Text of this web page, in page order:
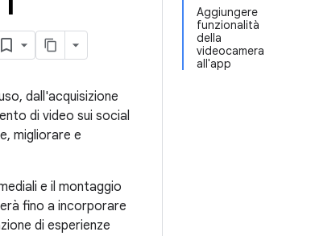
Aggiungere
funzionalità
della
videocamera
all'app
dall'acquisizione
di video sui social
migliorare e
e il montaggio
fino a incorporare
di esperienze